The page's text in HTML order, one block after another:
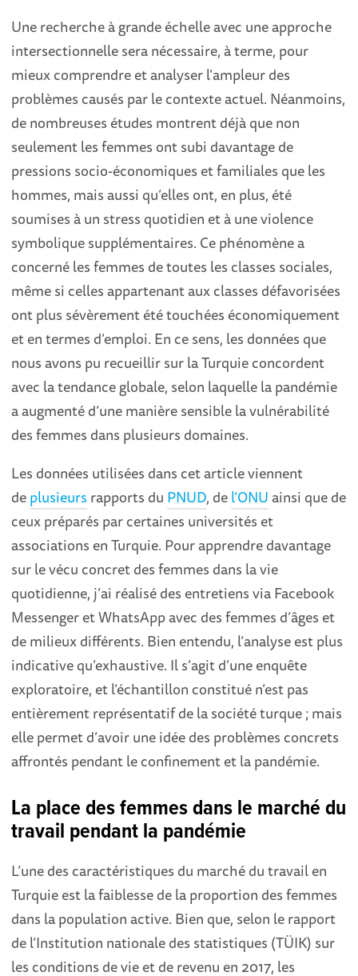
Une recherche à grande échelle avec une approche
intersectionnelle sera nécessaire, à terme, pour
mieux comprendre et analyser l’ampleur des
problèmes causés par le contexte actuel. Néanmoins,
de nombreuses études montrent déjà que non
seulement les femmes ont subi davantage de
pressions socio-économiques et familiales que les
hommes, mais aussi qu’elles ont, en plus, été
soumises à un stress quotidien et à une violence
symbolique supplémentaires. Ce phénomène a
concerné les femmes de toutes les classes sociales,
même si celles appartenant aux classes défavorisées
ont plus sévèrement été touchées économiquement
et en termes d’emploi. En ce sens, les données que
nous avons pu recueillir sur la Turquie concordent
avec la tendance globale, selon laquelle la pandémie
a augmenté d’une manière sensible la vulnérabilité
des femmes dans plusieurs domaines.
Les données utilisées dans cet article viennent
deplusieurs rapports du PNUD, del’ONUainsi que de
ceux préparés par certaines universités et
associations en Turquie. Pour apprendre davantage
sur le vécu concret des femmes dans la vie
quotidienne, j’ai réalisé des entretiens via Facebook
Messenger et WhatsApp avec des femmes d’âges et
de milieux différents. Bien entendu, l’analyse est plus
indicative qu’exhaustive. Il s’agit d’une enquête
exploratoire, et l’échantillon constitué n’est pas
entièrement représentatif de la société turque ; mais
elle permet d’avoir une idée des problèmes concrets
affrontés pendant le confinement et la pandémie.
La place des femmes dans le marché du
travail pendant la pandémie
L’une des caractéristiques du marché du travail en
Turquie est la faiblesse de la proportion des femmes
dans la population active. Bien que, selon le rapport
de l’Institution nationale des statistiques (TÜIK) sur
les conditions de vie et de revenu en 2017, les